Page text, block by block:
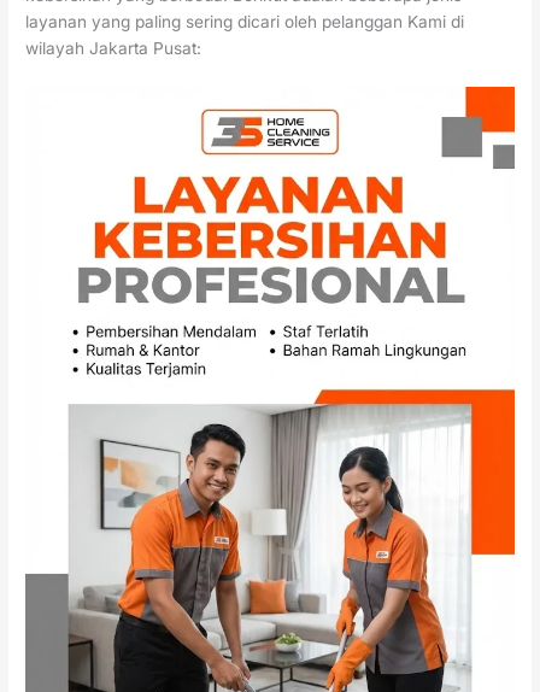
layanan yang paling sering dicari oleh pelanggan Kami di
wilayah Jakarta Pusat: